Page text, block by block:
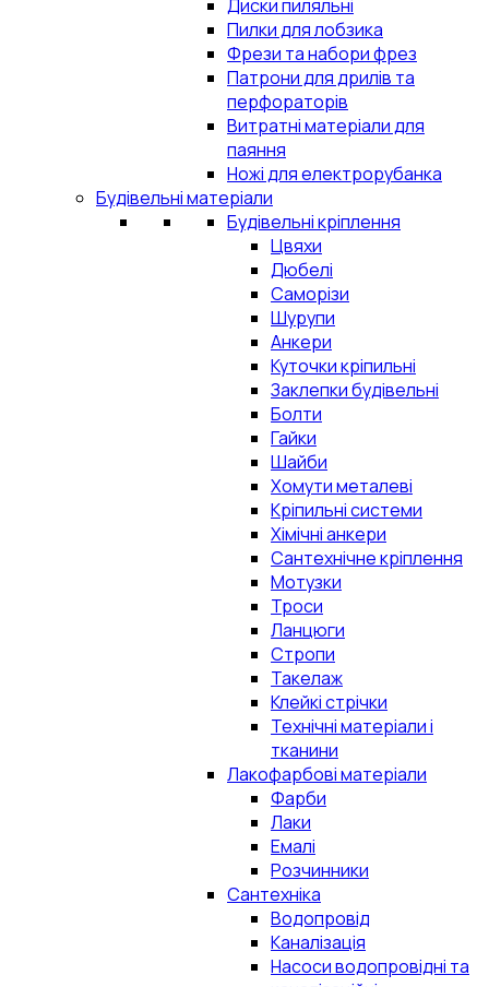
Диски пиляльні
Пилки для лобзика
Фрези та набори фрез
Патрони для дрилів та
перфораторів
Витратні матеріали для
паяння
Ножі для електрорубанка
Будівельні матеріали
Будівельні кріплення
Цвяхи
Дюбелі
Саморізи
Шурупи
Анкери
Куточки кріпильні
Заклепки будівельні
Болти
Гайки
Шайби
Хомути металеві
Кріпильні системи
Хімічні анкери
Сантехнічне кріплення
Мотузки
Троси
Ланцюги
Стропи
Такелаж
Клейкі стрічки
Технічні матеріали і
тканини
Лакофарбові матеріали
Фарби
Лаки
Емалі
Розчинники
Сантехніка
Водопровід
Каналізація
Насоси водопровідні та